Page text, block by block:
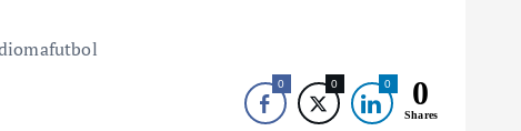
0 0 0 0
Shares